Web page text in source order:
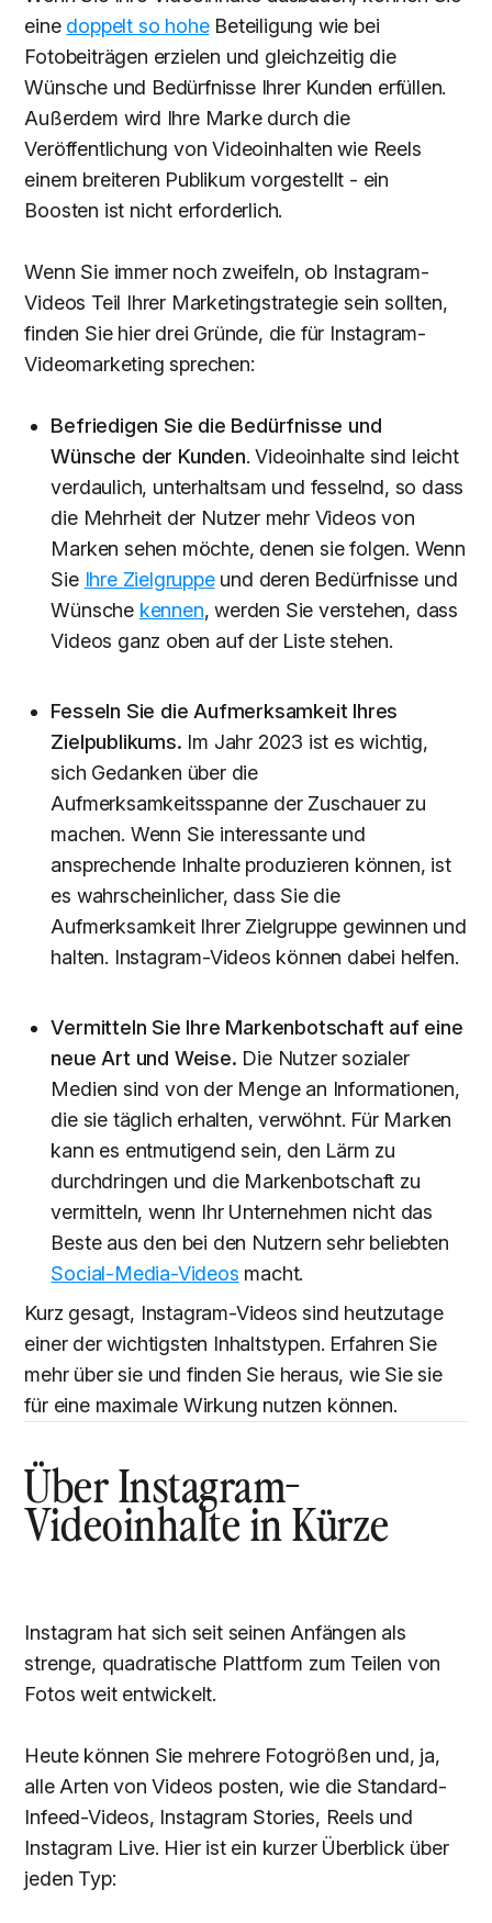
eine doppelt so hoheBeteiligung wie bei
Fotobeiträgen erzielen und gleichzeitig die
Wünsche und Bedürfnisse Ihrer Kunden erfüllen.
Außerdem wird Ihre Marke durch die
Veröffentlichung von Videoinhalten wie Reels
einem breiteren Publikum vorgestellt - ein
Boosten ist nicht erforderlich.
Wenn Sie immer noch zweifeln, ob Instagram-
Videos Teil Ihrer Marketingstrategie sein sollten,
finden Sie hier drei Gründe, die für Instagram-
Videomarketing sprechen:
Befriedigen Sie die Bedürfnisse und
Wünsche der Kunden. Videoinhalte sind leicht
verdaulich, unterhaltsam und fesselnd, so dass
die Mehrheit der Nutzer mehr Videos von
Marken sehen möchte, denen sie folgen. Wenn
Sie Ihre Zielgruppeund deren Bedürfnisse und
Wünsche kennen, werden Sie verstehen, dass
Videos ganz oben auf der Liste stehen.
Fesseln Sie die Aufmerksamkeit Ihres
Zielpublikums. Im Jahr 2023 ist es wichtig,
sich Gedanken über die
Aufmerksamkeitsspanne der Zuschauer zu
machen. Wenn Sie interessante und
ansprechende Inhalte produzieren können, ist
es wahrscheinlicher, dass Sie die
Aufmerksamkeit Ihrer Zielgruppe gewinnen und
halten. Instagram-Videos können dabei helfen.
Vermitteln Sie Ihre Markenbotschaft auf eine
neue Art und Weise. Die Nutzer sozialer
Medien sind von der Menge an Informationen,
die sie täglich erhalten, verwöhnt. Für Marken
kann es entmutigend sein, den Lärm zu
durchdringen und die Markenbotschaft zu
vermitteln, wenn Ihr Unternehmen nicht das
Beste aus den bei den Nutzern sehr beliebten
Social-Media-Videos macht.
Kurz gesagt, Instagram-Videos sind heutzutage
einer der wichtigsten Inhaltstypen. Erfahren Sie
mehr über sie und finden Sie heraus, wie Sie sie
für eine maximale Wirkung nutzen können.
Über Instagram-
Videoinhalte in Kürze
Instagram hat sich seit seinen Anfängen als
strenge, quadratische Plattform zum Teilen von
Fotos weit entwickelt.
Heute können Sie mehrere Fotogrößen und, ja,
alle Arten von Videos posten, wie die Standard-
Infeed-Videos, Instagram Stories, Reels und
Instagram Live. Hier ist ein kurzer Überblick über
jeden Typ: